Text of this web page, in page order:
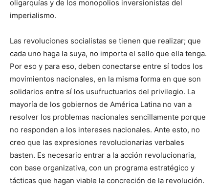
oligarquías y de los monopolios inversionistas del
imperialismo.
Las revoluciones socialistas se tienen que realizar; que
cada uno haga la suya, no importa el sello que ella tenga.
Por eso y para eso, deben conectarse entre sí todos los
movimientos nacionales, en la misma forma en que son
solidarios entre sí los usufructuarios del privilegio. La
mayoría de los gobiernos de América Latina no van a
resolver los problemas nacionales sencillamente porque
no responden a los intereses nacionales. Ante esto, no
creo que las expresiones revolucionarias verbales
basten. Es necesario entrar a la acción revolucionaria,
con base organizativa, con un programa estratégico y
tácticas que hagan viable la concreción de la revolución.